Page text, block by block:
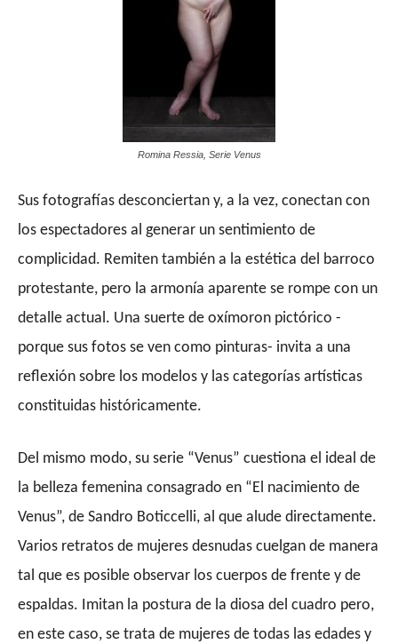
Romina Ressia, Serie Venus
Sus fotografías desconciertan y, a la vez, conectan con
los espectadores al generar un sentimiento de
complicidad. Remiten también a la estética del barroco
protestante, pero la armonía aparente se rompe con un
detalle actual. Una suerte de oxímoron pictórico -
porque sus fotos se ven como pinturas- invita a una
reflexión sobre los modelos y las categorías artísticas
constituidas históricamente.
Del mismo modo, su serie “Venus” cuestiona el ideal de
la belleza femenina consagrado en “El nacimiento de
Venus”, de Sandro Boticcelli, al que alude directamente.
Varios retratos de mujeres desnudas cuelgan de manera
tal que es posible observar los cuerpos de frente y de
espaldas. Imitan la postura de la diosa del cuadro pero,
en este caso, se trata de mujeres de todas las edades y